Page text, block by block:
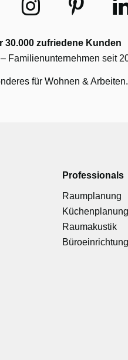
30.000 zufriedene Kunden
Familienunternehmen seit
für Wohnen & Arbeiten.
Professionals
Raumplanung
Küchenplanung
Raumakustik
Büroeinrichtung